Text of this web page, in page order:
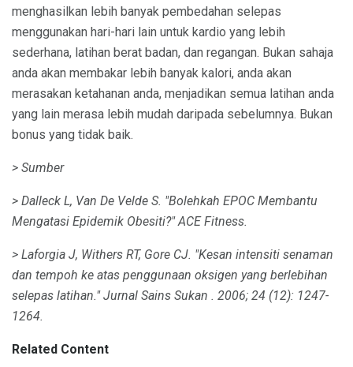
menghasilkan lebih banyak pembedahan selepas
menggunakan hari-hari lain untuk kardio yang lebih
sederhana, latihan berat badan, dan regangan. Bukan sahaja
anda akan membakar lebih banyak kalori, anda akan
merasakan ketahanan anda, menjadikan semua latihan anda
yang lain merasa lebih mudah daripada sebelumnya. Bukan
bonus yang tidak baik.
> Sumber
> Dalleck L, Van De Velde S. "Bolehkah EPOC Membantu
Mengatasi Epidemik Obesiti?" ACE Fitness.
> Laforgia J, Withers RT, Gore CJ. "Kesan intensiti senaman
dan tempoh ke atas penggunaan oksigen yang berlebihan
selepas latihan." Jurnal Sains Sukan . 2006; 24 (12): 1247-
1264.
Related Content